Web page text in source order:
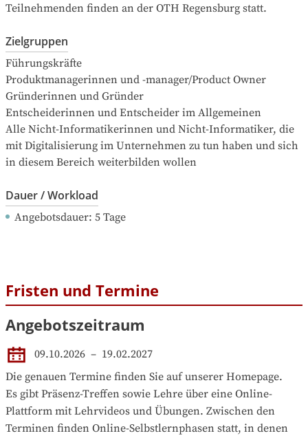
Teilnehmenden finden an der OTH Regensburg statt.
Zielgruppen
Führungskräfte
Produktmanagerinnen und -manager/Product Owner
Gründerinnen und Gründer
Entscheiderinnen und Entscheider im Allgemeinen
Alle Nicht-Informatikerinnen und Nicht-Informatiker, die
mit Digitalisierung im Unternehmen zu tun haben und sich
in diesem Bereich weiterbilden wollen
Dauer / Workload
Angebotsdauer: 5 Tage
Fristen und Termine
Angebotszeitraum
09.10.2026 – 19.02.2027
Die genauen Termine finden Sie auf unserer Homepage.
Es gibt Präsenz-Treffen sowie Lehre über eine Online-
Plattform mit Lehrvideos und Übungen. Zwischen den
Terminen finden Online-Selbstlernphasen statt, in denen